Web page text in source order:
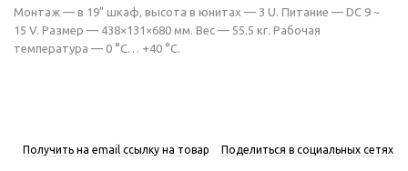
Монтаж — в 19" шкаф, высота в юнитах — 3 U. Питание — DC 9 ~
15 V. Размер — 438×131×680 мм. Вес — 55.5 кг. Рабочая
температура — 0 °С… +40 °С.
Получить на email ссылку на товар Поделиться в социальных сетях